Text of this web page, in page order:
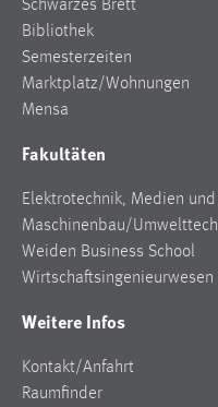
Schwarzes Brett
Bibliothek
Semesterzeiten
Marktplatz/Wohnungen
Mensa
Fakultäten
Elektrotechnik, Medien
Maschinenbau/
Weiden Business School
Weitere Infos
Kontakt/Anfahrt
Raumfinder